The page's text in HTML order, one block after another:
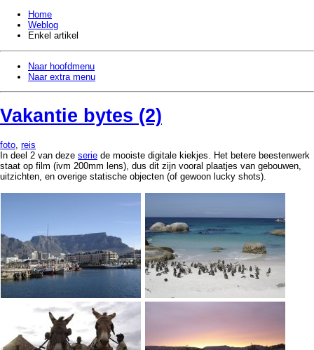
Home
Weblog
Enkel artikel
Naar hoofdmenu
Naar extra menu
Vakantie bytes (2)
foto, reis
In deel 2 van deze serie de mooiste digitale kiekjes. Het betere beestenwerk
staat op film (ivm 200mm lens), dus dit zijn vooral plaatjes van gebouwen,
uitzichten, en overige statische objecten (of gewoon lucky shots).